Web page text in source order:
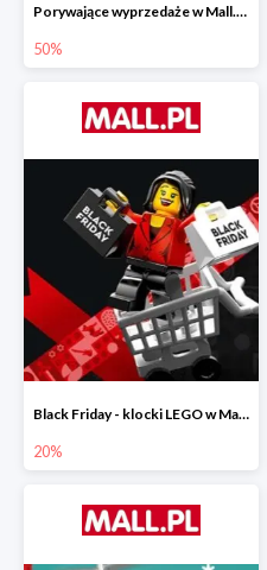
Porywające wyprzedaże w Mall.pl do -50%
50%
Black Friday - klocki LEGO w Mall.pl do -20%
20%